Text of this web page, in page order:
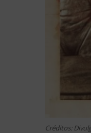
Créditos: